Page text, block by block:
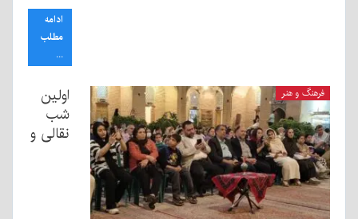
ادامه
مطلب
...
فرهنگ و هنر
اولین
شب
نقالی و